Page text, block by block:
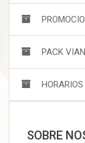
PACK
SOBRE